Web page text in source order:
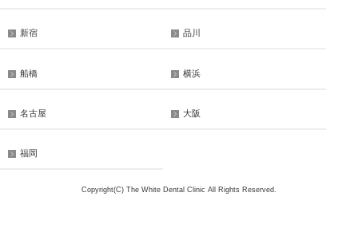
新宿 品川
船橋 横浜
名古屋 大阪
福岡
Copyright(C) The White Dental Clinic All Rights Reserved.